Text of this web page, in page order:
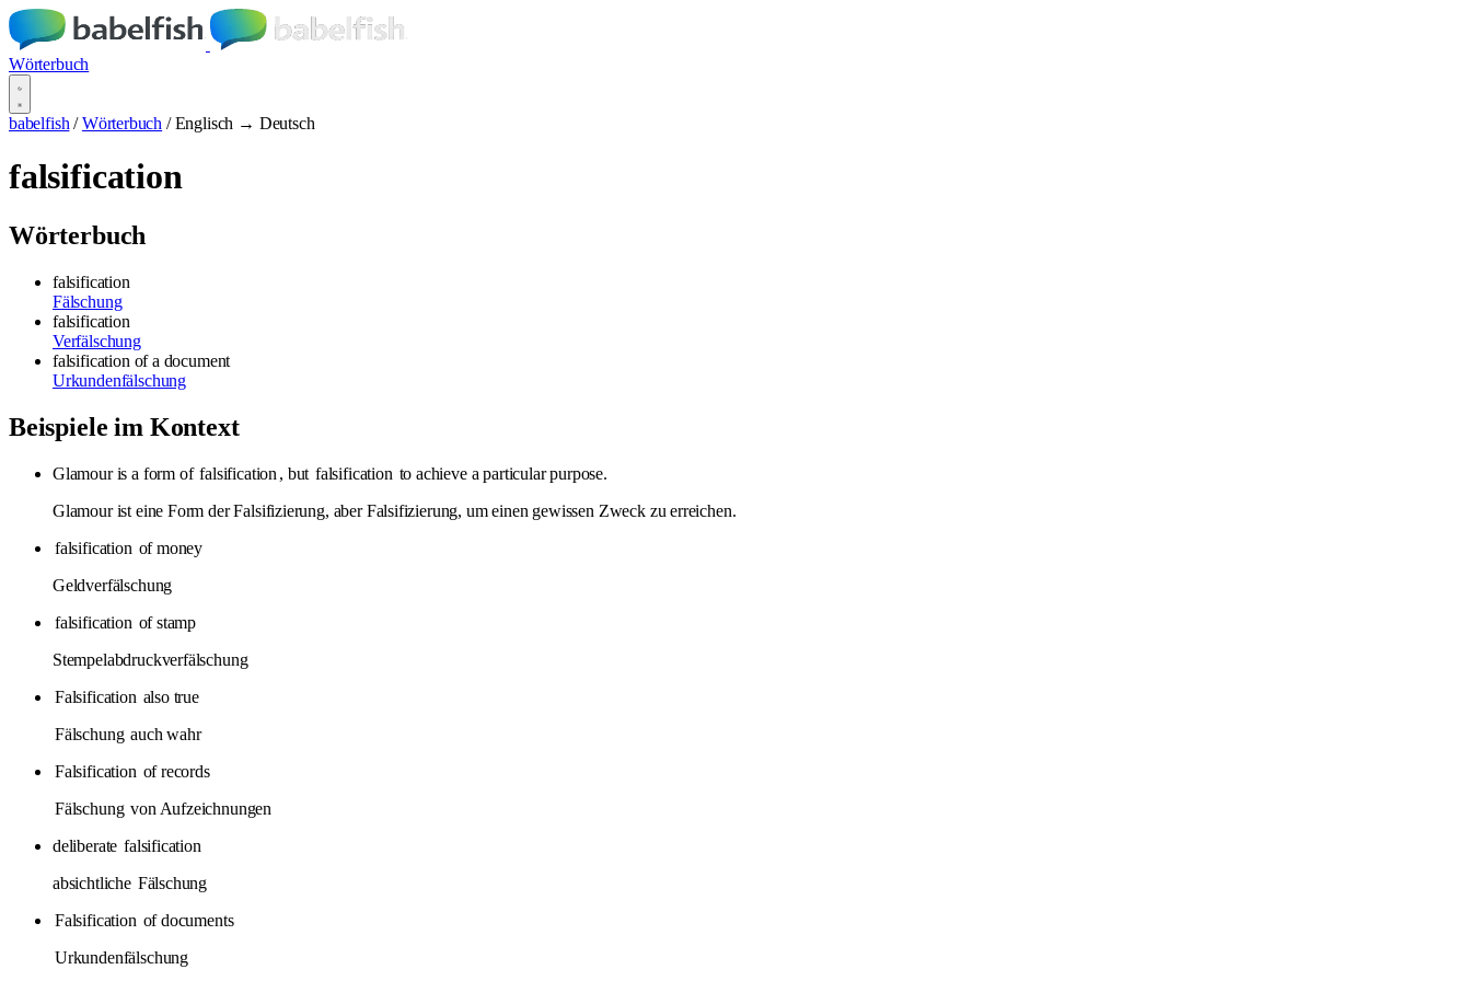
Wörterbuch
babelfish / Wörterbuch / Englisch → Deutsch
falsification
Wörterbuch
falsification
Fälschung
falsification
Verfälschung
falsification of a document
Urkundenfälschung
Beispiele im Kontext
Glamour is a form of falsification , but falsification to achieve a particular purpose.
Glamour ist eine Form der Falsifizierung, aber Falsifizierung, um einen gewissen Zweck zu erreichen.
falsification of money
Geldverfälschung
falsification of stamp
Stempelabdruckverfälschung
Falsification also true
Fälschung auch wahr
Falsification of records
Fälschung von Aufzeichnungen
deliberate falsification
absichtliche Fälschung
Falsification of documents
Urkundenfälschung